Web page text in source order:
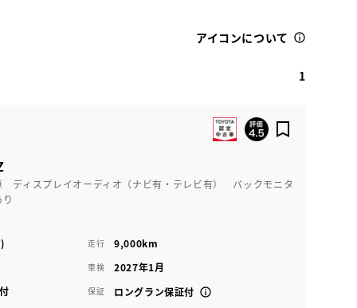
アイコンについて
1
ディスプレイオーディオ（ナビ有・テレビ有） バックモニタ
走行 9,000km
車検
2027年1月
保証 ロングラン保証付